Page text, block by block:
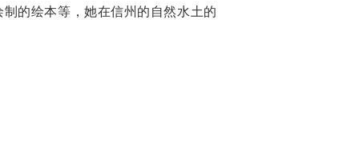
的绘本等，她在信州的自然水土的